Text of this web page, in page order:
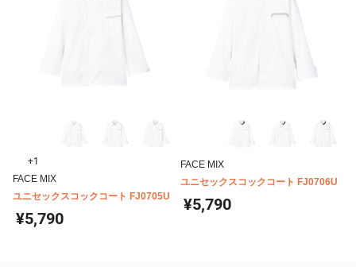
+1
FACE MIX
ユニセックスコックコート FJ0705U
¥5,790
FACE MIX
ユニセックスコックコート FJ0706U
¥5,790